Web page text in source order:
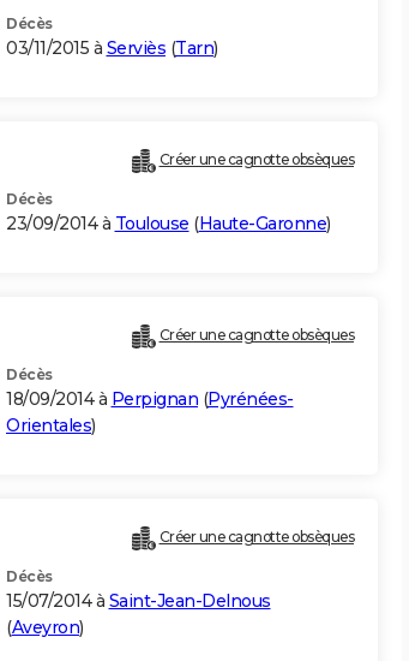
Décès
03/11/2015 à Serviès (Tarn)
Créer une cagnotte obsèques
Décès
23/09/2014 à Toulouse (Haute-Garonne)
Créer une cagnotte obsèques
Décès
18/09/2014 à Perpignan (Pyrénées-
Orientales)
Créer une cagnotte obsèques
Décès
15/07/2014 à Saint-Jean-Delnous
(Aveyron)